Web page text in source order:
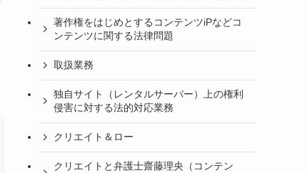
著作権をはじめとするコンテンツiPなどコ
ンテンツに関する法律問題
取扱業務
独自サイト（レンタルサーバー）上の権利
侵害に対する法的対応業務
クリエイト＆ロー
クリエイトと弁護士齋藤理央（コンテン